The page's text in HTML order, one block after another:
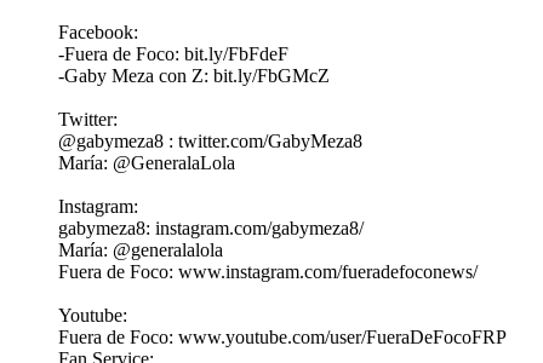
Facebook:
-Fuera de Foco: bit.ly/FbFdeF
-Gaby Meza con Z: bit.ly/FbGMcZ
Twitter:
@gabymeza8 : twitter.com/GabyMeza8
María: @GeneralaLola
Instagram:
gabymeza8: instagram.com/gabymeza8/
María: @generalalola
Fuera de Foco: www.instagram.com/fueradefoconews/
Youtube:
Fuera de Foco: www.youtube.com/user/FueraDeFocoFRP
Fan Service: